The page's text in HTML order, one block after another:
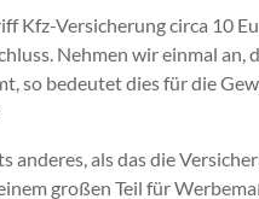
Kfz-Versicherung circa 10
Nehmen wir einmal an,
so bedeutet dies für die
anderes, als das die
großen Teil für